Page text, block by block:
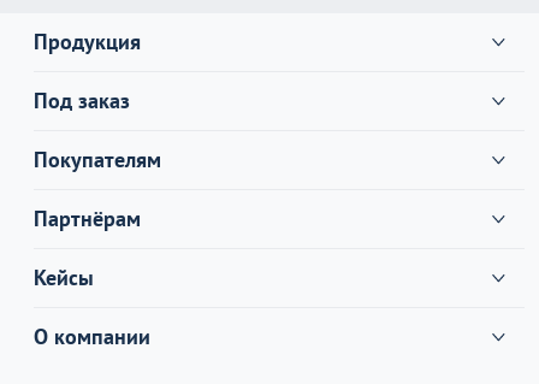
Продукция
Под заказ
Покупателям
Партнёрам
Кейсы
О компании